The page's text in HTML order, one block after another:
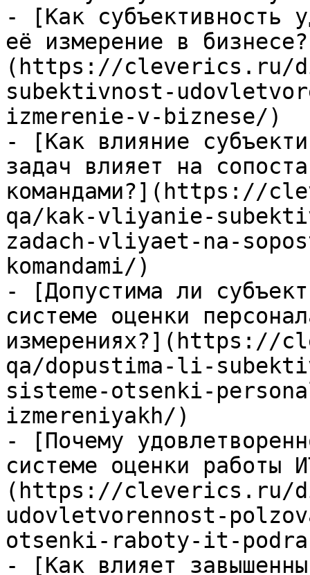
- [Как субъективность
её измерение в
(https://cleverics.ru/
subektivnost-
izmerenie-v-biznese/)
- [Как влияние
задач влияет на
командами?](https://
qa/kak-vliyanie-
zadach-vliyaet-na-
komandami/)
- [Допустима ли
системе оценки
qa/dopustima-li-
sisteme-otsenki-
izmereniyakh/)
- [Почему
системе оценки работы
(https://cleverics.ru/
udovletvorennost-
otsenki-raboty-it-
- [Как влияет